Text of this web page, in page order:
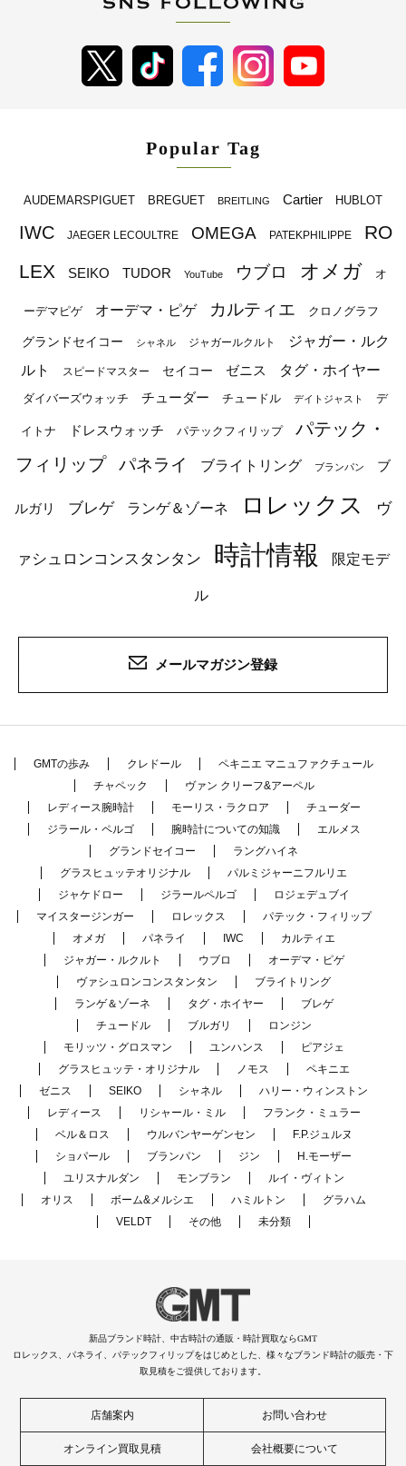
Popular Tag
AUDEMARSPIGUET BREGUET BREITLING Cartier HUBLOT
IWC JAEGER LECOULTRE OMEGA PATEKPHILIPPE
RO
LEX
SEIKO TUDOR YouTube ウブロ オメガ オ
ーデマピゲ オーデマ・ピゲ カルティエ クロノグラフ
グランドセイコー シャネル ジャガールクルト
ジャガー・ルク
ルト
スピードマスター セイコー ゼニス タグ・ホイヤー
ダイバーズウォッチ チューダー チュードル デイトジャスト デ
イトナ ドレスウォッチ パテックフィリップ
パテック・
フィリップ
パネライ ブライトリング ブランパン ブ
ルガリ ブレゲ ランゲ＆ゾーネ ロレックス ヴ
ァシュロンコンスタンタン 時計情報 限定モデ
ル
メールマガジン登録
GMTの歩み クレドール
ペキニエ マニュファクチュール
チャペック
ヴァン クリーフ&アーペル
レディース腕時計
モーリス・ラクロア
チューダー
ジラール・ペルゴ
腕時計についての知識
エルメス
グランドセイコー
ラングハイネ
グラスヒュッテオリジナル
パルミジャーニフルリエ
ジャケドロー
ジラールペルゴ
ロジェデュブイ
マイスタージンガー
ロレックス
パテック・フィリップ
オメガ
パネライ IWC
カルティエ
ジャガー・ルクルト
ウブロ
オーデマ・ピゲ
ヴァシュロンコンスタンタン
ブライトリング
ランゲ＆ゾーネ
タグ・ホイヤー
ブレゲ
チュードル
ブルガリ
ロンジン
モリッツ・グロスマン
ユンハンス
ピアジェ
グラスヒュッテ・オリジナル
ノモス
ペキニエ
ゼニス
SEIKO シャネル
ハリー・ウィンストン
レディース
リシャール・ミル
フランク・ミュラー
ベル＆ロス
ウルバンヤーゲンセン
F.P.ジュルヌ
ショパール
ブランパン ジン
H.モーザー
ユリスナルダン
モンブラン
ルイ・ヴィトン
オリス
ボーム&メルシエ ハミルトン
グラハム
VELDT
その他 未分類
新品ブランド時計、中古時計の通販・時計買取ならGMT
ロレックス、パネライ、パテックフィリップをはじめとした、様々なブランド時計の販売・下
取見積をご提供しております。
店舗案内 お問い合わせ
オンライン買取見積 会社概要について